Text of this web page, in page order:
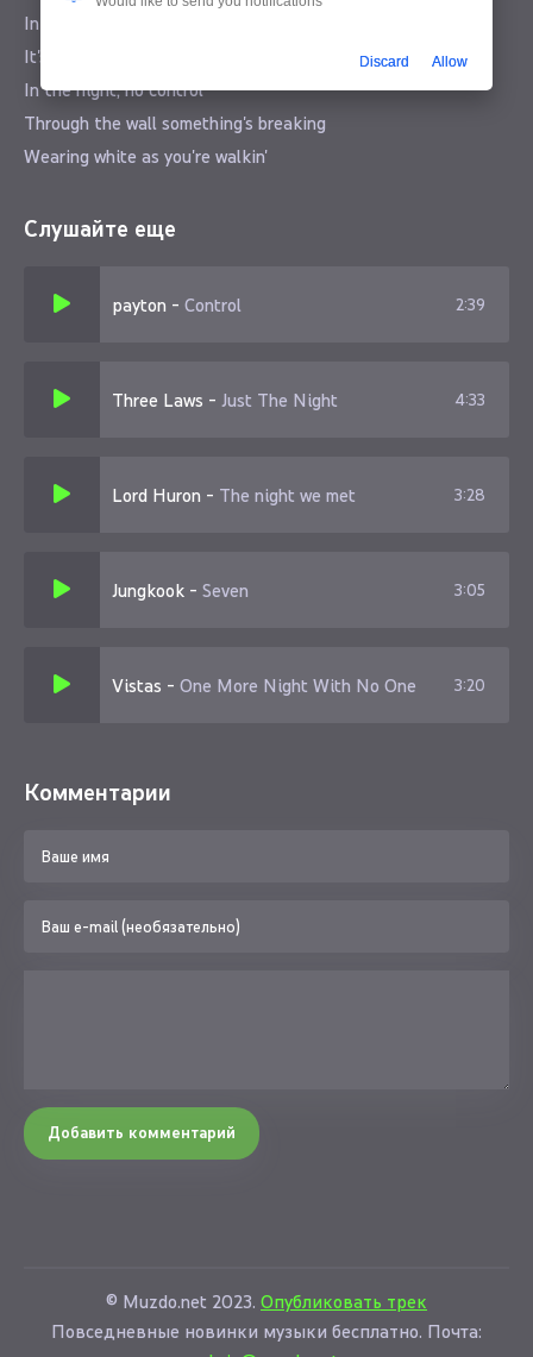
In the day nothing matters
It's the night time that flatters
In the night, no control
Through the wall something's breaking
Wearing white as you're walkin'
Слушайте еще
payton - Control 2:39
Three Laws - Just The Night 4:33
Lord Huron - The night we met 3:28
Jungkook - Seven 3:05
Vistas - One More Night With No One 3:20
Комментарии
Добавить комментарий
© Muzdo.net 2023. Опубликовать трек
Повседневные новинки музыки бесплатно. Почта:
Discard Allow